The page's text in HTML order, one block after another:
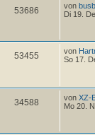
53686 von
Di 19.
53455 von
So 17.
34588 von XZ-
Mo 20.